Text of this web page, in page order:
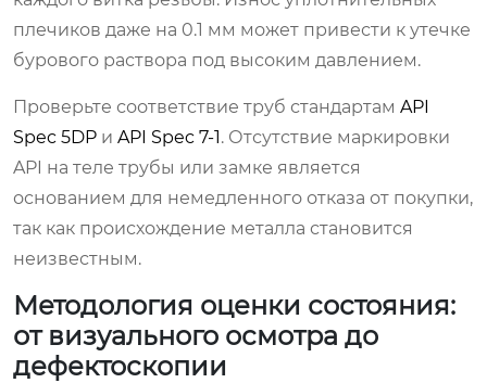
плечиков даже на 0.1 мм может привести к утечке
бурового раствора под высоким давлением.
Проверьте соответствие труб стандартам API
Spec 5DP и API Spec 7-1. Отсутствие маркировки
API на теле трубы или замке является
основанием для немедленного отказа от покупки,
так как происхождение металла становится
неизвестным.
Методология оценки состояния:
от визуального осмотра до
дефектоскопии